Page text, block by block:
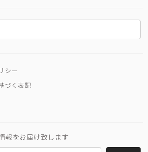
シー
づく表記
報をお届け致します